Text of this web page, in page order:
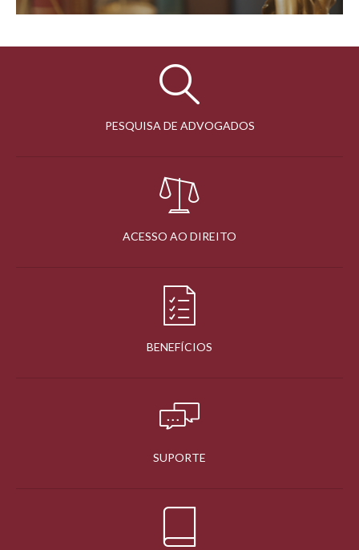
PESQUISA DE ADVOGADOS
ACESSO AO DIREITO
BENEFÍCIOS
SUPORTE